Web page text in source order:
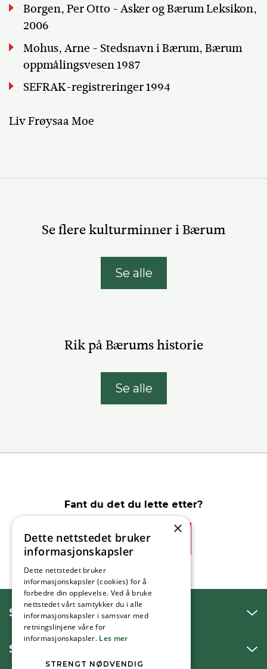
Borgen, Per Otto - Asker og Bærum Leksikon,
2006
Mohus, Arne - Stedsnavn i Bærum, Bærum
oppmålingsvesen 1987
SEFRAK-registreringer 1994
Liv Frøysaa Moe
Se flere kulturminner i Bærum
Se alle
Rik på Bærums historie
Se alle
Fant du det du lette etter?
Ja
SNAKK MED OSS
SKRIV TIL OSS
×
Dette nettstedet bruker
informasjonskapsler
Dette nettstedet bruker
informasjonskapsler (cookies) for å
forbedre din opplevelse. Ved å bruke
nettstedet vårt samtykker du i alle
informasjonskapsler i samsvar med
retningslinjene våre for
informasjonskapsler. Les mer
STRENGT NØDVENDIG